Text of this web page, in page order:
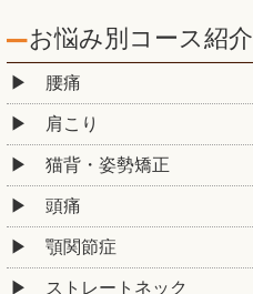
お悩み別コース紹介
腰痛
肩こり
猫背・姿勢矯正
頭痛
顎関節症
ストレートネック